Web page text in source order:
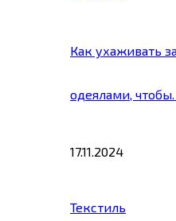
Как ухаживать
одеялами, чтобы…
17.11.2024
Текстиль